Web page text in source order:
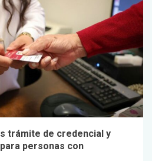
trámite de credencial y
personas con